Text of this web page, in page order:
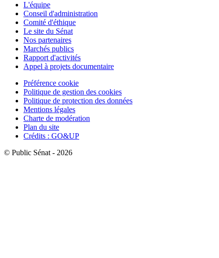
L'équipe
Conseil d'administration
Comité d'éthique
Le site du Sénat
Nos partenaires
Marchés publics
Rapport d'activités
Appel à projets documentaire
Préférence cookie
Politique de gestion des cookies
Politique de protection des données
Mentions légales
Charte de modération
Plan du site
Crédits : GO&UP
© Public Sénat - 2026